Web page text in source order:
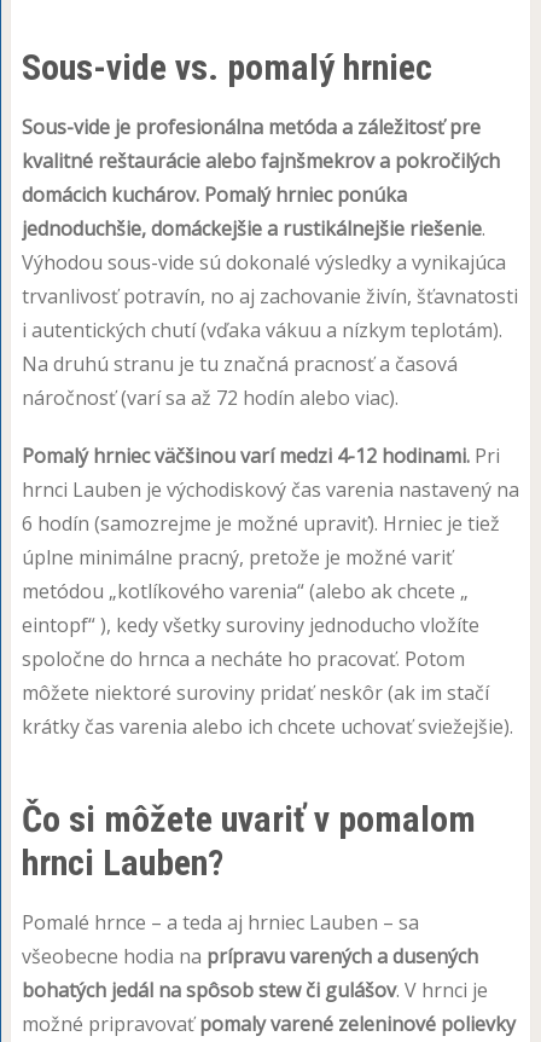
Sous-vide vs. pomalý hrniec
Sous-vide je profesionálna metóda a záležitosť pre
kvalitné reštaurácie alebo fajnšmekrov a pokročilých
domácich kuchárov. Pomalý hrniec ponúka
jednoduchšie, domáckejšie a rustikálnejšie riešenie.
Výhodou sous-vide sú dokonalé výsledky a vynikajúca
trvanlivosť potravín, no aj zachovanie živín, šťavnatosti
i autentických chutí (vďaka vákuu a nízkym teplotám).
Na druhú stranu je tu značná pracnosť a časová
náročnosť (varí sa až 72 hodín alebo viac).
Pomalý hrniec väčšinou varí medzi 4-12 hodinami.Pri
hrnci Lauben je východiskový čas varenia nastavený na
6 hodín (samozrejme je možné upraviť). Hrniec je tiež
úplne minimálne pracný, pretože je možné variť
metódou „kotlíkového varenia“ (alebo ak chcete „
eintopf“ ), kedy všetky suroviny jednoducho vložíte
spoločne do hrnca a necháte ho pracovať. Potom
môžete niektoré suroviny pridať neskôr (ak im stačí
krátky čas varenia alebo ich chcete uchovať sviežejšie).
Čo si môžete uvariť v pomalom
hrnci Lauben?
Pomalé hrnce – a teda aj hrniec Lauben – sa
všeobecne hodia na prípravu varených a dusených
bohatých jedál na spôsob stew či gulášov. V hrnci je
možné pripravovaťpomaly varené zeleninové polievky